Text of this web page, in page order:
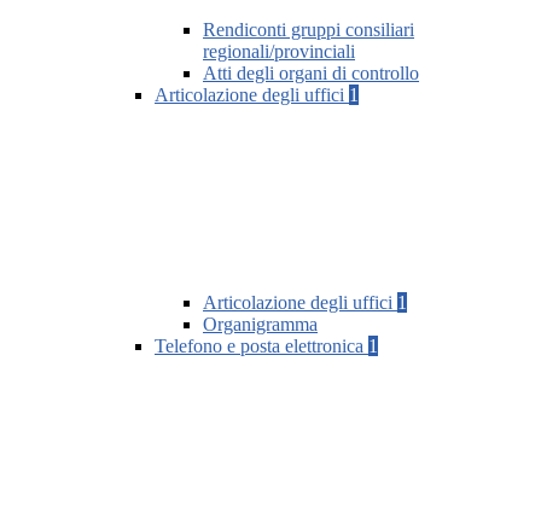
Rendiconti gruppi consiliari
regionali/provinciali
Atti degli organi di controllo
Articolazione degli uffici 1
Articolazione degli uffici 1
Organigramma
Telefono e posta elettronica 1